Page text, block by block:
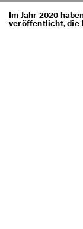
Im Jahr 2020
veröffentlicht, die